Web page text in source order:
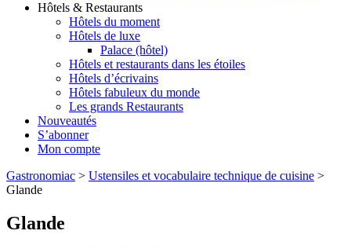
Hôtels & Restaurants
Hôtels du moment
Hôtels de luxe
Palace (hôtel)
Hôtels et restaurants dans les étoiles
Hôtels d’écrivains
Hôtels fabuleux du monde
Les grands Restaurants
Nouveautés
S’abonner
Mon compte
Gastronomiac > Ustensiles et vocabulaire technique de cuisine >
Glande
Glande